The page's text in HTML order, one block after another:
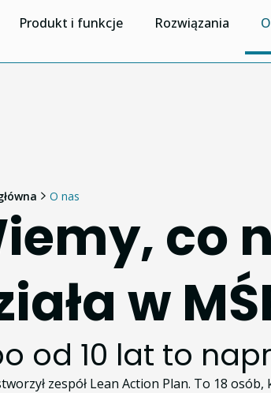
Produkt i funkcje Rozwiązania
O nas
co
w
od 10 lat to
zespół Lean Action Plan. To 18